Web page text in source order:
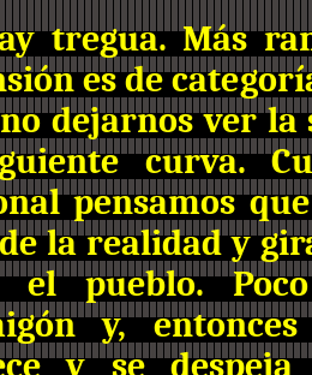
tregua. Más
es de
dejarnos ver la
curva.
pensamos
la realidad y
el pueblo.
y,
y se